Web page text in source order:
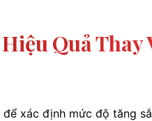
Quả Thay
xác định mức độ tăng